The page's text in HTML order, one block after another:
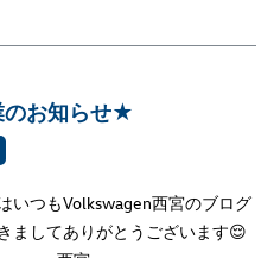
お知らせ★
いつもVolkswagen西宮のブログ
ましてありがとうございます😌